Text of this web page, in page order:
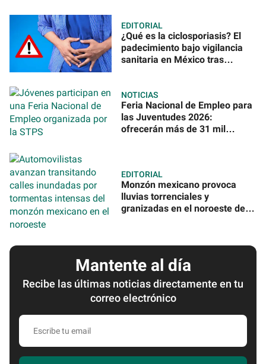
EDITORIAL
¿Qué es la ciclosporiasis? El
padecimiento bajo vigilancia
sanitaria en México tras
NOTICIAS
Feria Nacional de Empleo para
las Juventudes 2026:
ofrecerán más de 31 mil
EDITORIAL
Monzón mexicano provoca
lluvias torrenciales y
granizadas en el noroeste del
Mantente al día
Recibe las últimas noticias directamente en tu
correo electrónico
Escribe
email